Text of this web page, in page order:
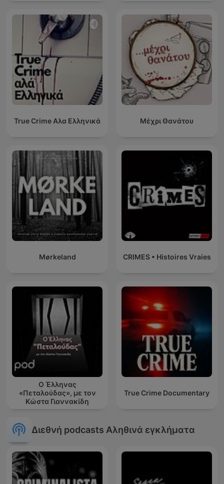
True Crime Αλα Ελληνικά Μέχρι Θανάτου
Mørkeland CRIMES • Histoires Vraies
Ο Έλληνας
«Πεταλούδας», με τον
Κώστα Γιαννακίδη
True Crime Documentary
Διεθνή podcasts Αληθινά εγκλήματα